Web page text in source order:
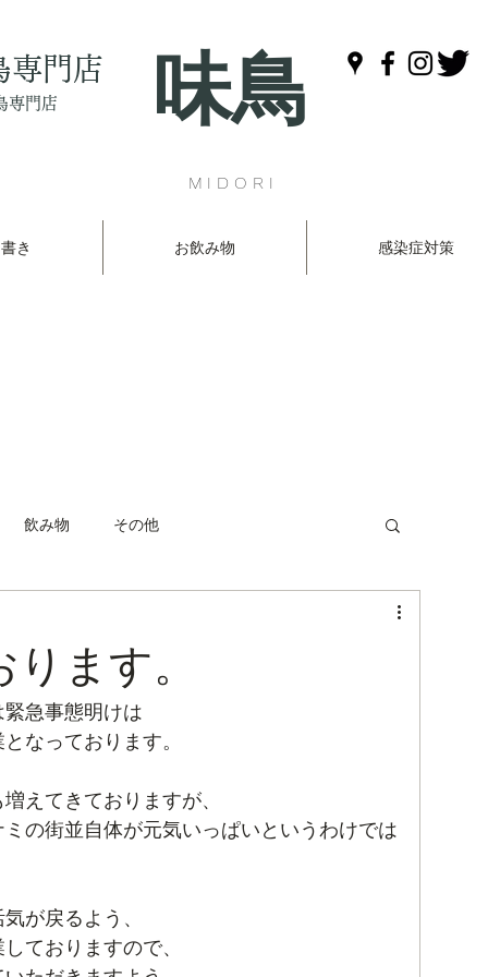
門店
専門店 味鳥
MIDORI
飲み物 その他
ます。
急事態明けは
なっております。
えてきておりますが、
の街並自体が元気いっぱいというわけでは
が戻るよう、
ておりますので、
き お飲み物 感染症対策